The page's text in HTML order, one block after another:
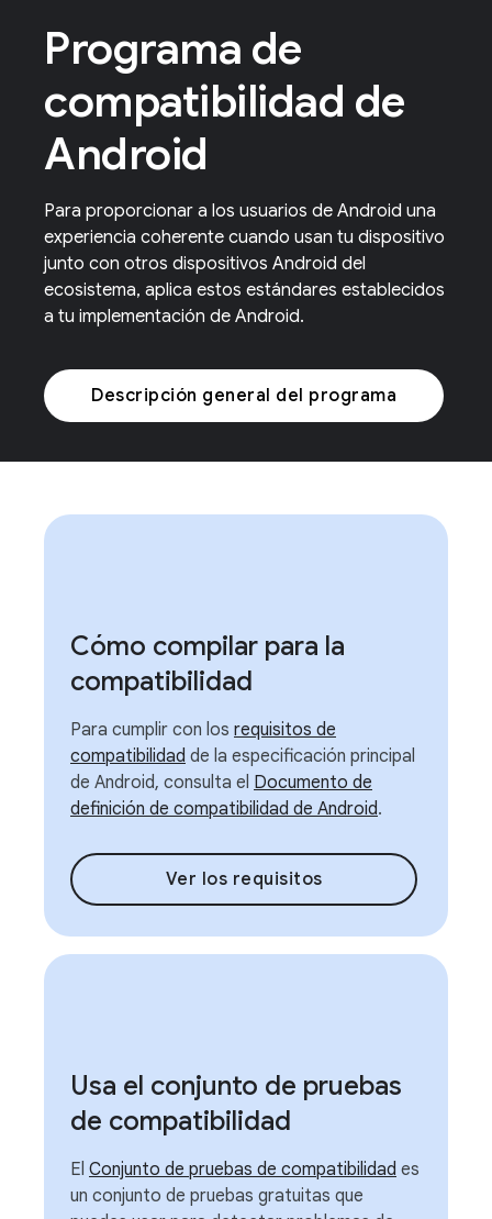
Programa de
compatibilidad de
Android
Para proporcionar a los usuarios de Android una
experiencia coherente cuando usan tu dispositivo
junto con otros dispositivos Android del
ecosistema, aplica estos estándares establecidos
a tu implementación de Android.
Descripción general del programa
Cómo compilar para la
compatibilidad
Para cumplir con los requisitos de
compatibilidad de la especificación principal
de Android, consulta el Documento de
definición de compatibilidad de Android.
Ver los requisitos
Usa el conjunto de pruebas
de compatibilidad
El Conjunto de pruebas de compatibilidad es
un conjunto de pruebas gratuitas que